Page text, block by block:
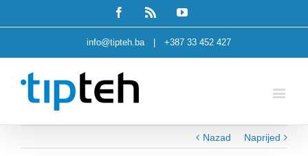
Facebook Youtube
info@tipteh.ba +387 33 452 427
Nazad Naprijed